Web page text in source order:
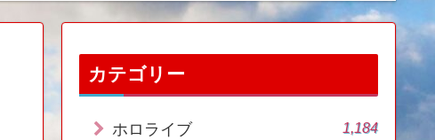
reactions】
カテゴリー
ホロライブ 1,184